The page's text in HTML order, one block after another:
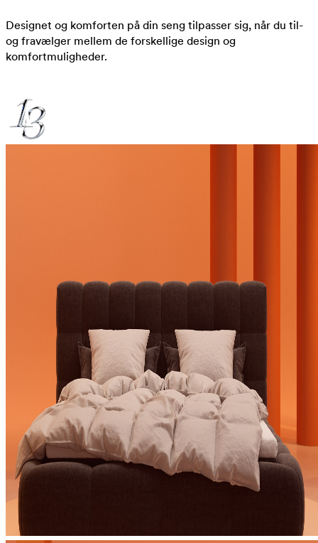
Designet og komforten på din seng tilpasser sig, når du til-
og fravælger mellem de forskellige design og
komfortmuligheder.